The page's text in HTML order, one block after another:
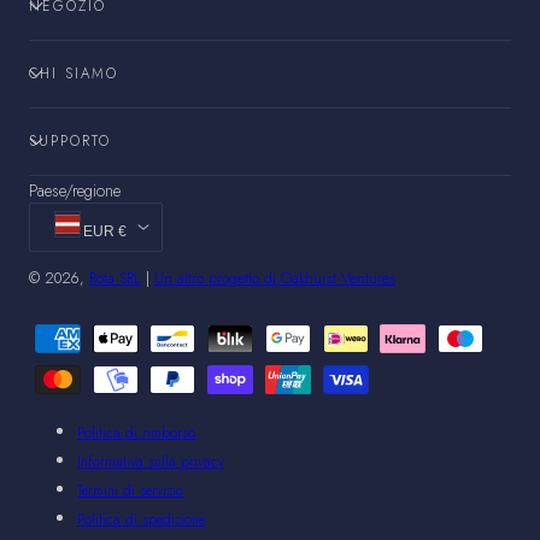
NEGOZIO
CHI SIAMO
SUPPORTO
Paese/regione
EUR €
© 2026, Rota SRL Un altro progetto di Oakhurst Ventures
Metodi
di
pagamento
Politica di rimborso
Informativa sulla privacy
Termini di servizio
Politica di spedizione